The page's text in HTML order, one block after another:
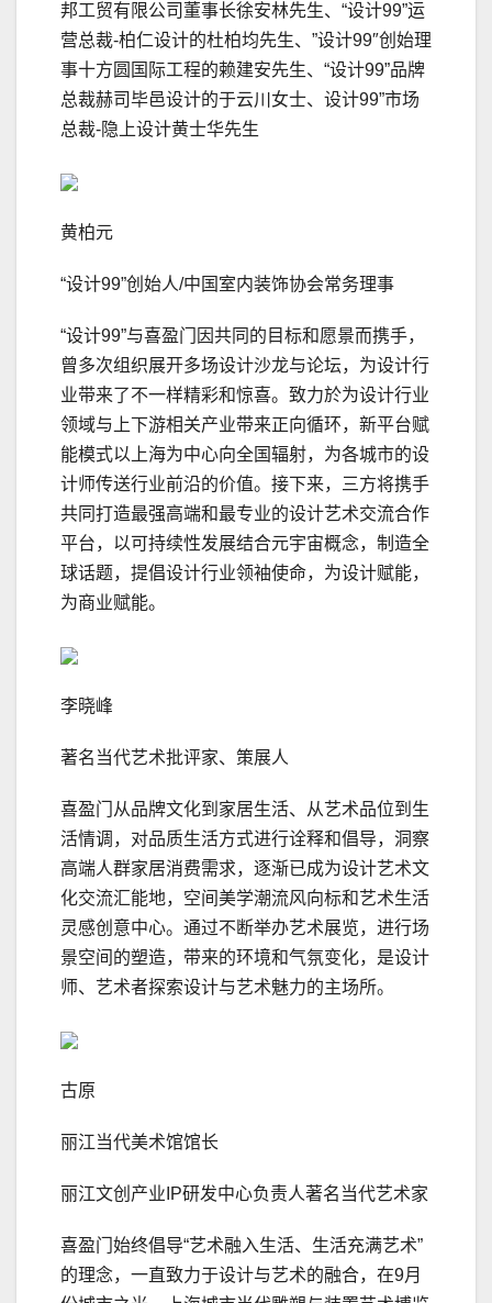
邦工贸有限公司董事长徐安林先生、“设计99”运
营总裁-柏仁设计的杜柏均先生、”设计99″创始理
事十方圆国际工程的赖建安先生、“设计99”品牌
总裁赫司毕邑设计的于云川女士、设计99”市场
总裁-隐上设计黄士华先生
黄柏元
“设计99”创始人/中国室内装饰协会常务理事
“设计99”与喜盈门因共同的目标和愿景而携手，
曾多次组织展开多场设计沙龙与论坛，为设计行
业带来了不一样精彩和惊喜。致⼒於为设计⾏业
领域与上下游相关产业带来正向循环，新平台赋
能模式以上海为中⼼向全国辐射，为各城市的设
计师传送⾏业前沿的价值。接下来，三方将携手
共同打造最强高端和最专业的设计艺术交流合作
平台，以可持续性发展结合元宇宙概念，制造全
球话题，提倡设计⾏业领袖使命，为设计赋能，
为商业赋能。
李晓峰
著名当代艺术批评家、策展人
喜盈门从品牌文化到家居生活、从艺术品位到生
活情调，对品质生活方式进行诠释和倡导，洞察
高端人群家居消费需求，逐渐已成为设计艺术文
化交流汇能地，空间美学潮流风向标和艺术生活
灵感创意中心。通过不断举办艺术展览，进行场
景空间的塑造，带来的环境和气氛变化，是设计
师、艺术者探索设计与艺术魅力的主场所。
古原
丽江当代美术馆馆长
丽江文创产业IP研发中心负责人著名当代艺术家
喜盈门始终倡导“艺术融入生活、生活充满艺术”
的理念，一直致力于设计与艺术的融合，在9月